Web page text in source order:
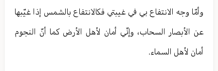
وأمّا وجه الانتفاع بي في غيبتي فكالانتفاع بالشمس إذا غيّبها
عن الأبصار السحاب، وإنّي أمان لأهل الأرض كما أنّ النجوم
أمان لأهل السماء.